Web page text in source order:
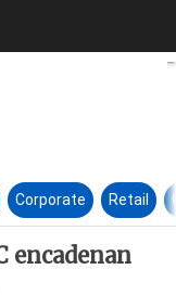
de PC
Corporate Retail
encadenan